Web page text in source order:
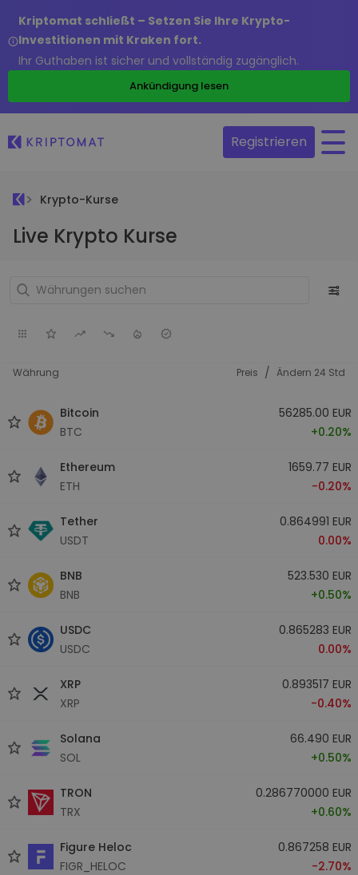
Kriptomat schließt – Setzen Sie Ihre Krypto-
Investitionen mit Kraken fort.
Ihr Guthaben ist sicher und vollständig zugänglich.
Ankündigung lesen
Registrieren
Krypto-Kurse
Live Krypto Kurse
Währung Preis / Ändern 24 Std
Bitcoin
BTC
56285.00 EUR
+0.20%
Ethereum
ETH
1659.77 EUR
-0.20%
Tether
USDT
0.864991 EUR
0.00%
BNB
BNB
523.530 EUR
+0.50%
USDC
USDC
0.865283 EUR
0.00%
XRP
XRP
0.893517 EUR
-0.40%
Solana
SOL
66.490 EUR
+0.50%
TRON
TRX
0.286770000 EUR
+0.60%
Figure Heloc
FIGR_HELOC
0.867258 EUR
-2.70%